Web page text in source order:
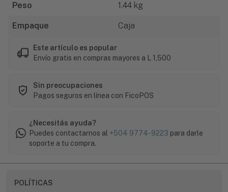
Peso 1.44 kg
Empaque Caja
Este artículo es popular
Envío gratis en compras mayores a L 1,500
Sin preocupaciones
Pagos seguros en línea con FicoPOS
¿Necesitás ayuda?
Puedes contactarnos al +504 9774-9223 para darle
soporte a tu compra.
POLÍTICAS